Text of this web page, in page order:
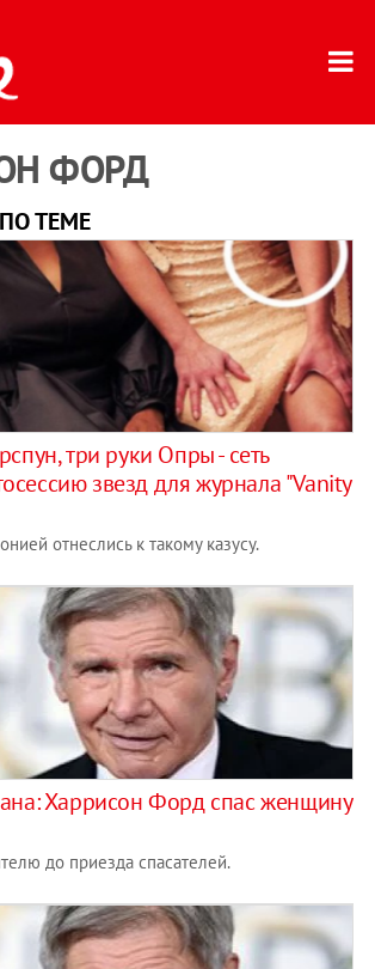
ФОРД
ТЕМЕ
три руки Опры - сеть
звезд для журнала "Vanity
отнеслись к такому казусу.
Харрисон Форд спас женщину
до приезда спасателей.